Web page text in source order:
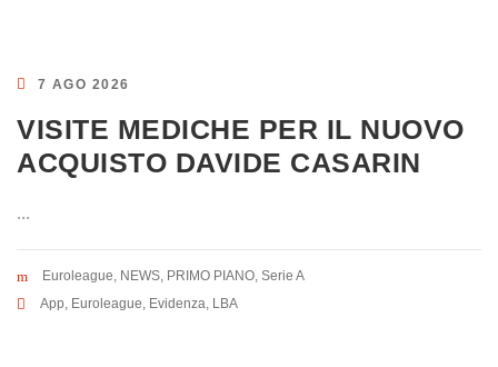
7 AGO 2026
VISITE MEDICHE PER IL NUOVO
ACQUISTO DAVIDE CASARIN
...
Euroleague, NEWS, PRIMO PIANO, Serie A
App, Euroleague, Evidenza, LBA